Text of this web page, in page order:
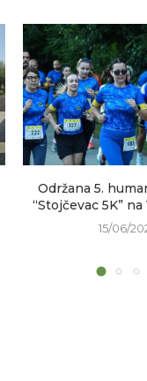
Održana 5.
“Stojčevac 5K”
15/06/